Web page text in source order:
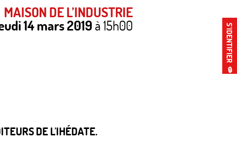
S’IDENTIFIER
🔒
MAISON DE L’INDUSTRIE
14 mars 2019à 15h00
DE L'IHÉDATE.